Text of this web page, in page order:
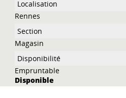
Rennes
Magasin
Empruntable
Disponible